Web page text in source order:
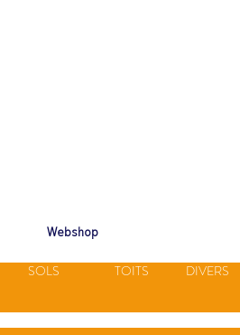
Webshop
SOLS TOITS DIVERS